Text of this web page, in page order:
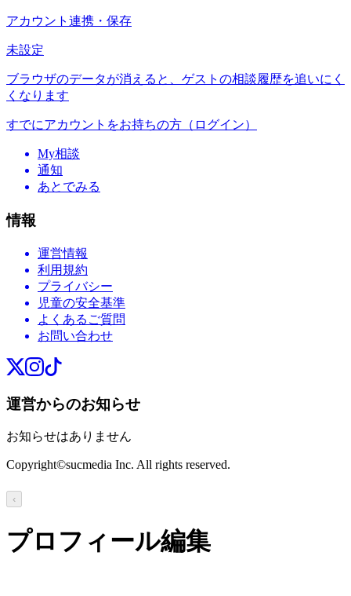
アカウント連携・保存
未設定
ブラウザのデータが消えると、ゲストの相談履歴を追いにく
くなります
すでにアカウントをお持ちの方（ログイン）
My相談
通知
あとでみる
情報
運営情報
利用規約
プライバシー
児童の安全基準
よくあるご質問
お問い合わせ
運営からのお知らせ
お知らせはありません
Copyright©sucmedia Inc. All rights reserved.
‹
プロフィール編集